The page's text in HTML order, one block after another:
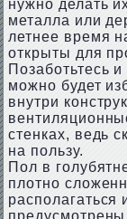
нужно делать
металла или
летнее время
открыты для
Позаботьтесь
можно будет
внутри
стенках, ведь
на пользу.
Пол в
плотно